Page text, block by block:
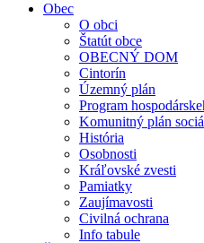
Obec
O obci
Štatút obce
OBECNÝ DOM
Cintorín
Územný plán
Program
Komunitný plán
História
Osobnosti
Kráľovské zvesti
Pamiatky
Zaujímavosti
Civilná ochrana
Info tabule